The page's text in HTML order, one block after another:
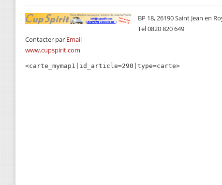
BP 18, 26190 Saint Jean en
Tel 0820 820 649
Contacter par Email
www.cupspirit.com
<carte_mymap1|id_article=290|type=carte>